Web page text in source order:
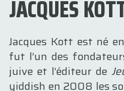
JACQUES
Jacques Kott est né
fut l’un des
juive et l’éditeur de
yiddish en 2008 les